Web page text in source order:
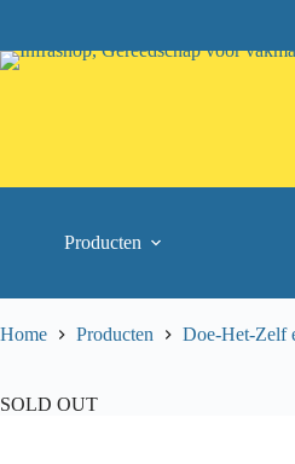
content
Producten
Home Producten Doe-Het-Zelf
SOLD OUT